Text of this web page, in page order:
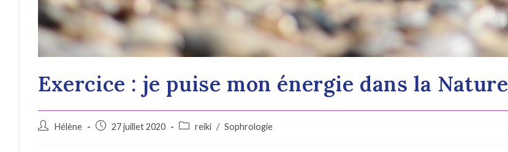
Exercice : je puise mon énergie dans la Nature
Hélène 27 juillet 2020 reiki / Sophrologie